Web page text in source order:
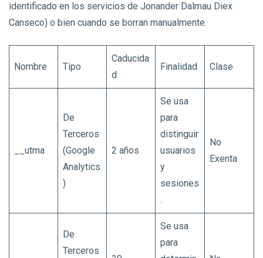
identificado en los servicios de Jonander Dalmau Diex
Canseco) o bien cuando se borran manualmente.
Nombre Tipo
Caducida
d
Finalidad Clase
__utma
De
Terceros
(Google
Analytics
)
2 años
Se usa
para
distinguir
usuarios
y
sesiones
.
No
Exenta
De
Terceros
Se usa
para